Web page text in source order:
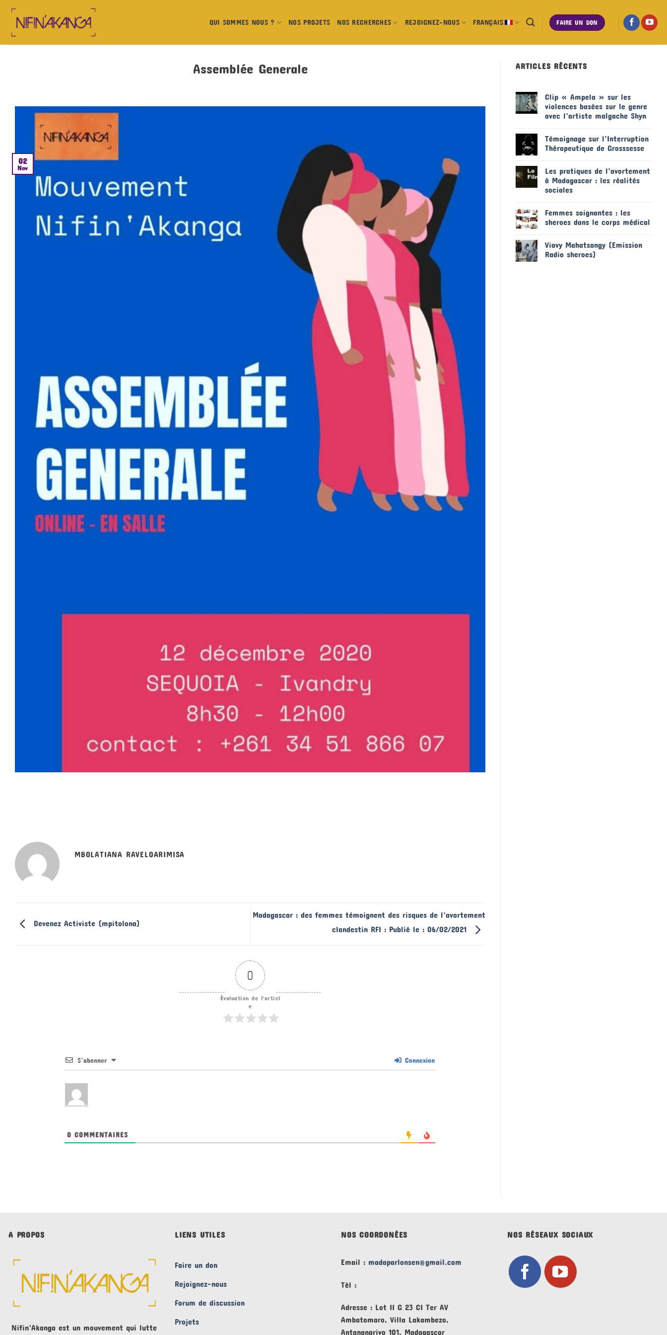
QUI SOMMES NOUS ? NOS PROJETS NOS RECHERCHES REJOIGNEZ-NOUS FRANÇAIS FAIRE UN DON
Assemblée Generale
02
Nov
MBOLATIANA RAVELOARIMISA
Devenez Activiste (mpitolona)
Madagascar : des femmes témoignent des risques de l’avortement
clandestin RFI : Publié le : 06/02/2021
0
Évaluation de l'articl
e
S’abonner Connexion
0 COMMENTAIRES
ARTICLES RÉCENTS
Clip « Ampela » sur les
violences basées sur le genre
avec l’artiste malgache Shyn
Témoignage sur l’Interruption
Thérapeutique de Grosssesse
Les pratiques de l’avortement
à Madagascar : les réalités
sociales
Femmes soignantes : les
sheroes dans le corps médical
Viavy Mahatsangy (Emission
Radio sheroes)
A PROPOS
Nifin’Akanga est un mouvement qui lutte
LIENS UTILES
Faire un don
Rejoignez-nous
Forum de discussion
Projets
NOS COORDONÉES
Email : madaparlonsen@gmail.com
Tèl :
Adresse : Lot II G 23 CI Ter AV
Ambatomaro, Villa Lakambezo,
Antananarivo 101, Madagascar
NOS RÉSEAUX SOCIAUX